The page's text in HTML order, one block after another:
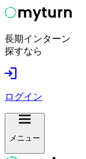
長期インターン
探すなら
ログイン
メニュー